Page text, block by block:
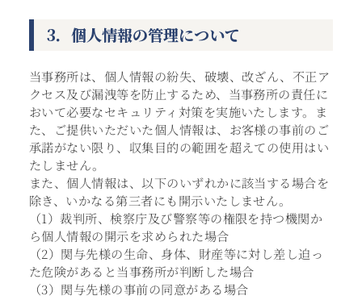
3．個人情報の管理について
当事務所は、個人情報の紛失、破壊、改ざん、不正ア
クセス及び漏洩等を防止するため、当事務所の責任に
おいて必要なセキュリティ対策を実施いたします。ま
た、ご提供いただいた個人情報は、お客様の事前のご
承諾がない限り、収集目的の範囲を超えての使用はい
たしません。
また、個人情報は、以下のいずれかに該当する場合を
除き、いかなる第三者にも開示いたしません。
（1）裁判所、検察庁及び警察等の権限を持つ機関か
ら個人情報の開示を求められた場合
（2）関与先様の生命、身体、財産等に対し差し迫っ
た危険があると当事務所が判断した場合
（3）関与先様の事前の同意がある場合